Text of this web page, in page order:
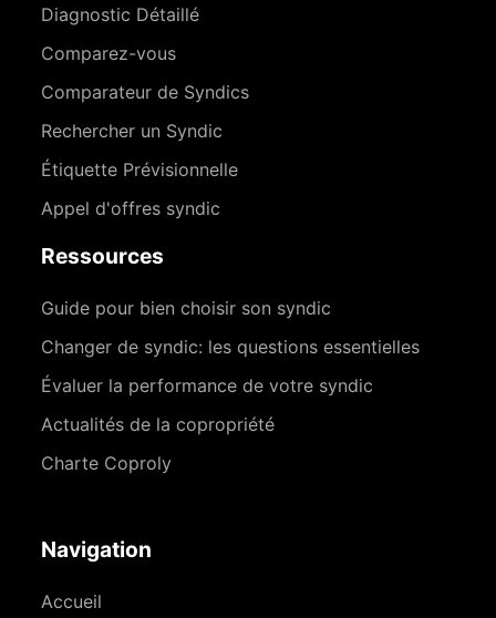
Diagnostic Détaillé
Comparez-vous
Comparateur de Syndics
Rechercher un Syndic
Étiquette Prévisionnelle
Appel d'offres syndic
Ressources
Guide pour bien choisir son syndic
Changer de syndic: les questions essentielles
Évaluer la performance de votre syndic
Actualités de la copropriété
Charte Coproly
Navigation
Accueil